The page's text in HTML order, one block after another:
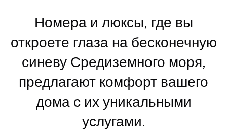
Номера и люксы, где вы
откроете глаза на бесконечную
синеву Средиземного моря,
предлагают комфорт вашего
дома с их уникальными
услугами.